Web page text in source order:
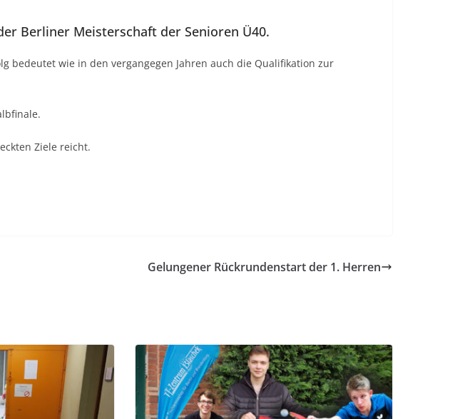
Berliner Meisterschaft der Senioren Ü40.
bedeutet wie in den vergangegen Jahren auch die Qualifikation zur
Ziele reicht.
Gelungener Rückrundenstart der 1. Herren